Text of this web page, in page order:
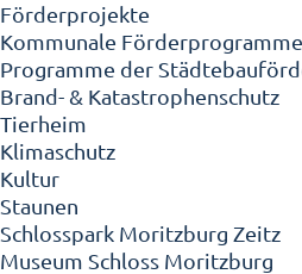
Förderprojekte
Kommunale Förderprogramme
Programme der
Brand- & Katastrophenschutz
Tierheim
Klimaschutz
Kultur
Staunen
Schlosspark Moritzburg Zeitz
Museum Schloss Moritzburg